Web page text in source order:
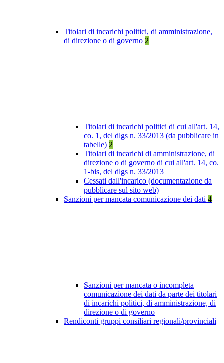
Titolari di incarichi politici, di amministrazione,
di direzione o di governo 2
Titolari di incarichi politici di cui all'art. 14,
co. 1, del dlgs n. 33/2013 (da pubblicare in
tabelle) 2
Titolari di incarichi di amministrazione, di
direzione o di governo di cui all'art. 14, co.
1-bis, del dlgs n. 33/2013
Cessati dall'incarico (documentazione da
pubblicare sul sito web)
Sanzioni per mancata comunicazione dei dati 4
Sanzioni per mancata o incompleta
comunicazione dei dati da parte dei titolari
di incarichi politici, di amministrazione, di
direzione o di governo
Rendiconti gruppi consiliari regionali/provinciali